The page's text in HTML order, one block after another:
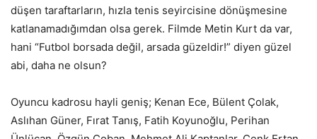
düşen taraftarların, hızla tenis seyircisine dönüşmesine
katlanamadığımdan olsa gerek. Filmde Metin Kurt da var,
hani “Futbol borsada değil, arsada güzeldir!” diyen güzel
abi, daha ne olsun?
Oyuncu kadrosu hayli geniş; Kenan Ece, Bülent Çolak,
Aslıhan Güner, Fırat Tanış, Fatih Koyunoğlu, Perihan